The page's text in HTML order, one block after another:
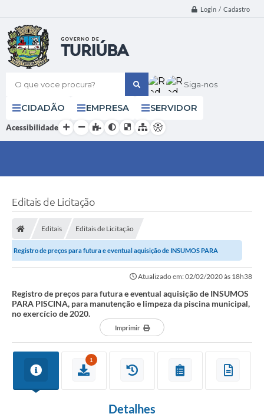
Login / Cadastro
O que voce procura? Siga-nos
CIDADÃO EMPRESA SERVIDOR
Acessibilidade
Editais de Licitação
Editais Editais de Licitação
Registro de preços para futura e eventual aquisição de INSUMOS PARA
Atualizado em: 02/02/2020 às 18h38
Registro de preços para futura e eventual aquisição de INSUMOS
PARA PISCINA, para manutenção e limpeza da piscina municipal,
no exercício de 2020.
Imprimir
1
Detalhes